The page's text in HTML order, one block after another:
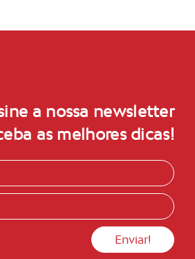
a nossa newsletter
as melhores dicas!